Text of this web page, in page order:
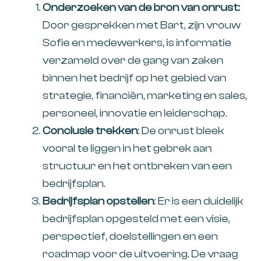
Onderzoeken van de bron van onrust:
Door gesprekken met Bart, zijn vrouw
Sofie en medewerkers, is informatie
verzameld over de gang van zaken
binnen het bedrijf op het gebied van
strategie, financiën, marketing en sales,
personeel, innovatie en leiderschap.
Conclusie trekken: De onrust bleek
vooral te liggen in het gebrek aan
structuur en het ontbreken van een
bedrijfsplan.
Bedrijfsplan opstellen: Er is een duidelijk
bedrijfsplan opgesteld met een visie,
perspectief, doelstellingen en een
roadmap voor de uitvoering. De vraag